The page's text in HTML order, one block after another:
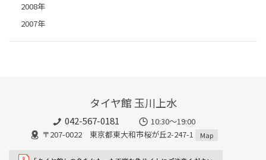
2008年
2007年
タイヤ館 玉川上水
042-567-0181
10:30～19:00
〒207-0022 東京都東大和市桜が丘2-247-1
Map